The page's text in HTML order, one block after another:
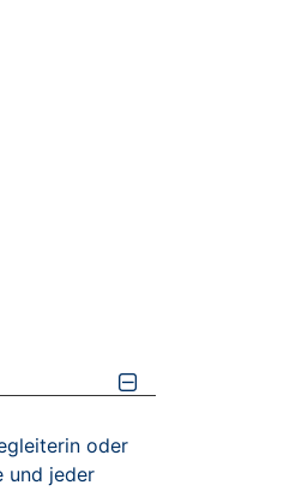
oder
und jeder